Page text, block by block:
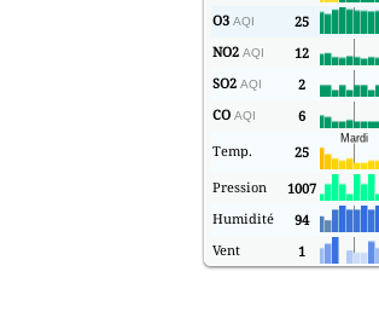
O3 AQI 25
NO2 AQI 12
SO2 AQI 2
CO AQI 6
Temp.
25
Pression
1007
Humidité
94
Vent
1